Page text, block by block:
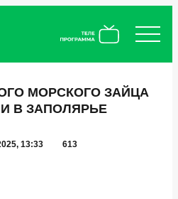
МОРСКОГО ЗАЙЦА
В ЗАПОЛЯРЬЕ
13:33 613